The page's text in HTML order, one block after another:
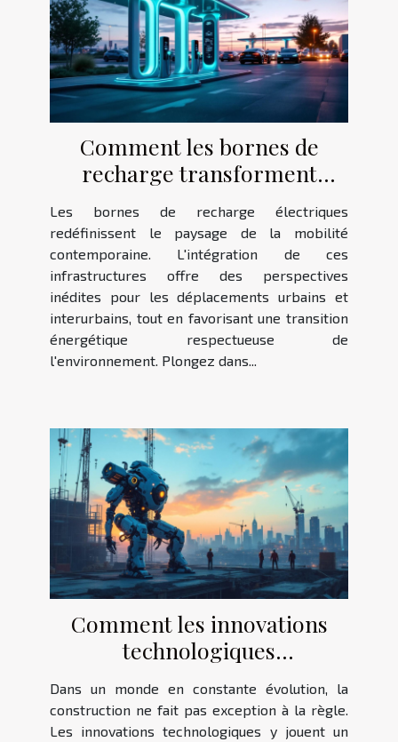
Comment les bornes de
recharge transforment
l'avenir de la mobilité ?
Les bornes de recharge électriques
redéfinissent le paysage de la mobilité
contemporaine. L'intégration de ces
infrastructures offre des perspectives
inédites pour les déplacements urbains et
interurbains, tout en favorisant une transition
énergétique respectueuse de
l'environnement. Plongez dans...
Comment les innovations
technologiques
transforment-elles la
construction ?
Dans un monde en constante évolution, la
construction ne fait pas exception à la règle.
Les innovations technologiques y jouent un